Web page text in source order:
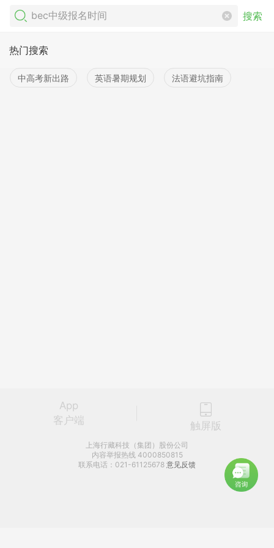
搜索
热门搜索
中高考新出路 英语暑期规划 法语避坑指南
App
客户端
触屏版
上海行藏科技（集团）股份公司
内容举报热线 4000850815
联系电话：021-61125678 意见反馈